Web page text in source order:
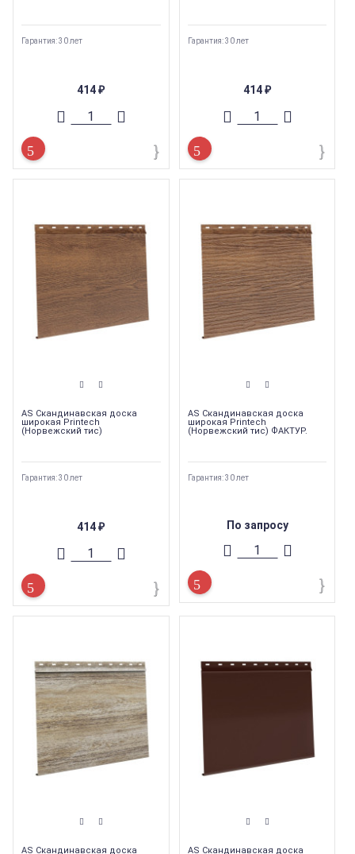
Гарантия: 30 лет
414₽
Гарантия: 30 лет
414₽
AS Скандинавская доска
широкая Printech
(Норвежский тис)
Гарантия: 30 лет
414₽
AS Скандинавская доска
широкая Printech
(Норвежский тис) ФАКТУР.
Гарантия: 30 лет
По запросу
AS Скандинавская доска AS Скандинавская доска